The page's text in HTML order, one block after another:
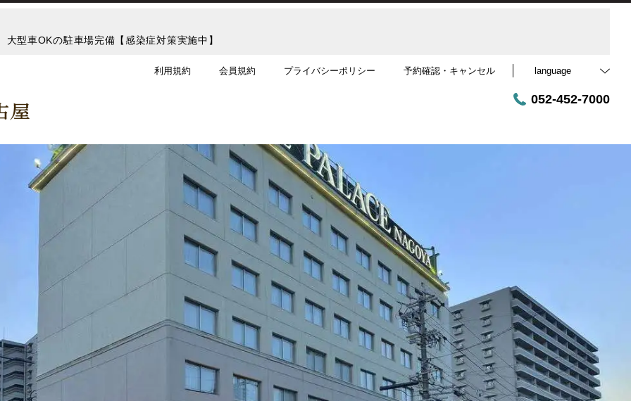
型車OKの駐車場完備【感染症対策実施中】
利用規約 会員規約 プライバシーポリシー 予約確認・キャンセル language
052-452-7000